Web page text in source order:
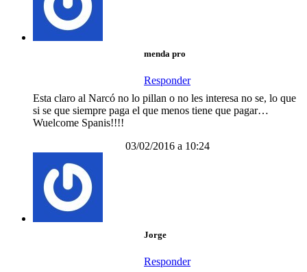
menda pro
Responder
Esta claro al Narcó no lo pillan o no les interesa no se, lo que
si se que siempre paga el que menos tiene que pagar…
Wuelcome Spanis!!!!
03/02/2016 a 10:24
Jorge
Responder